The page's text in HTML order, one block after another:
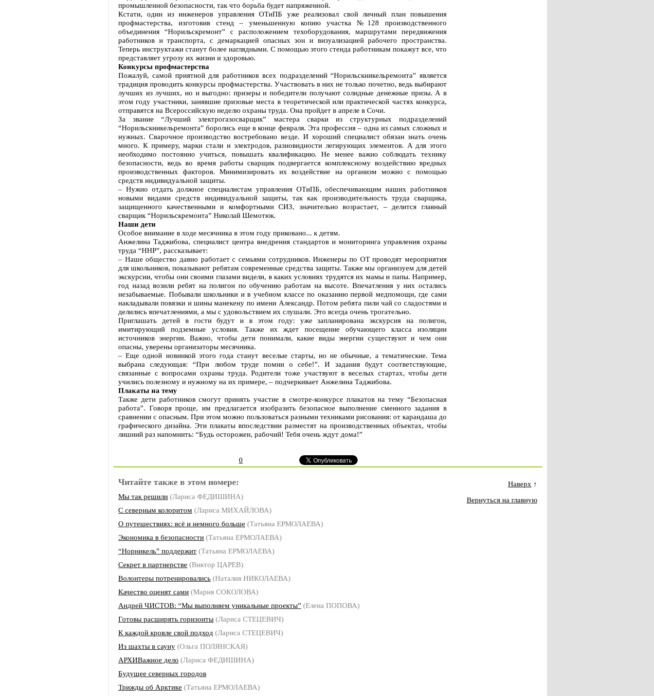
промышленной безопасности, так что борьба будет напряженной.
Кстати, один из инженеров управления ОТиПБ уже реализовал свой личный план повышения
профмастерства, изготовив стенд – уменьшенную копию участка №128 производственного
объединения “Норильскремонт” с расположением техоборудования, маршрутами передвижения
работников и транспорта, с демаркацией опасных зон и визуализацией рабочего пространства.
Теперь инструктажи станут более наглядными. С помощью этого стенда работникам покажут все, что
представляет угрозу их жизни и здоровью.
Конкурсы профмастерства
Пожалуй, самой приятной для работников всех подразделений “Норильскникельремонта” является
традиция проводить конкурсы профмастерства. Участвовать в них не только почетно, ведь выбирают
лучших из лучших, но и выгодно: призеры и победители получают солидные денежные призы. А в
этом году участники, занявшие призовые места в теоретической или практической частях конкурса,
отправятся на Всероссийскую неделю охраны труда. Она пройдет в апреле в Сочи.
За звание “Лучший электрогазосварщик” мастера сварки из структурных подразделений
“Норильскникельремонта” боролись еще в конце февраля. Эта профессия – одна из самых сложных и
нужных. Сварочное производство востребовано везде. И хороший специалист обязан знать очень
много. К примеру, марки стали и электродов, разновидности легирующих элементов. А для этого
необходимо постоянно учиться, повышать квалификацию. Не менее важно соблюдать технику
безопасности, ведь во время работы сварщик подвергается комплексному воздействию вредных
производственных факторов. Минимизировать их воздействие на организм можно с помощью
средств индивидуальной защиты.
– Нужно отдать должное специалистам управления ОТиПБ, обеспечивающим наших работников
новыми видами средств индивидуальной защиты, так как производительность труда сварщика,
защищенного качественными и комфортными СИЗ, значительно возрастает, – делится главный
сварщик “Норильскремонта” Николай Шемотюк.
Наши дети
Особое внимание в ходе месячника в этом году приковано... к детям.
Анжелина Таджибова, специалист центра внедрения стандартов и мониторинга управления охраны
труда “ННР”, рассказывает:
– Наше общество давно работает с семьями сотрудников. Инженеры по ОТ проводят мероприятия
для школьников, показывают ребятам современные средства защиты. Также мы организуем для детей
экскурсии, чтобы они своими глазами видели, в каких условиях трудятся их мамы и папы. Например,
год назад возили ребят на полигон по обучению работам на высоте. Впечатления у них остались
незабываемые. Побывали школьники и в учебном классе по оказанию первой медпомощи, где сами
накладывали повязки и шины манекену по имени Александр. Потом ребята пили чай со сладостями и
делились впечатлениями, а мы с удовольствием их слушали. Это всегда очень трогательно.
Приглашать детей в гости будут и в этом году: уже запланирована экскурсия на полигон,
имитирующий подземные условия. Также их ждет посещение обучающего класса изоляции
источников энергии. Важно, чтобы дети понимали, какие виды энергии существуют и чем они
опасны, уверены организаторы месячника.
– Еще одной новинкой этого года станут веселые старты, но не обычные, а тематические. Тема
выбрана следующая: “При любом труде помни о себе!”. И задания будут соответствующие,
связанные с вопросами охраны труда. Родители тоже участвуют в веселых стартах, чтобы дети
учились полезному и нужному на их примере, – подчеркивает Анжелина Таджибова.
Плакаты на тему
Также дети работников смогут принять участие в смотре-конкурсе плакатов на тему “Безопасная
работа”. Говоря проще, им предлагается изобразить безопасное выполнение сменного задания в
сравнении с опасным. При этом можно пользоваться разными техниками рисования: от карандаша до
графического дизайна. Эти плакаты впоследствии разместят на производственных объектах, чтобы
лишний раз напомнить: “Будь осторожен, рабочий! Тебя очень ждут дома!”
0
Читайте также в этом номере:
Мы так решили (Лариса ФЕДИШИНА)
С северным колоритом (Лариса МИХАЙЛОВА)
О путешествиях: всё и немного больше (Татьяна ЕРМОЛАЕВА)
Экономика в безопасности (Татьяна ЕРМОЛАЕВА)
“Норникель” поддержит (Татьяна ЕРМОЛАЕВА)
Секрет в партнерстве (Виктор ЦАРЕВ)
Волонтеры потренировались (Наталия НИКОЛАЕВА)
Качество оценят сами (Мария СОКОЛОВА)
Андрей ЧИСТОВ: “Мы выполняем уникальные проекты” (Елена ПОПОВА)
Готовы расширять горизонты (Лариса СТЕЦЕВИЧ)
К каждой кровле свой подход (Лариса СТЕЦЕВИЧ)
Из шахты в сауну (Ольга ПОЛЯНСКАЯ)
АРХИВажное дело (Лариса ФЕДИШИНА)
Будущее северных городов
Трижды об Арктике (Татьяна ЕРМОЛАЕВА)
Наверх ↑
Вернуться на главную